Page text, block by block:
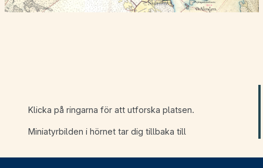
Klicka på ringarna för att utforska platsen.
Miniatyrbilden i hörnet tar dig tillbaka till